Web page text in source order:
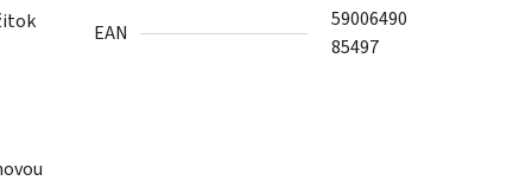
EAN
59006490
85497